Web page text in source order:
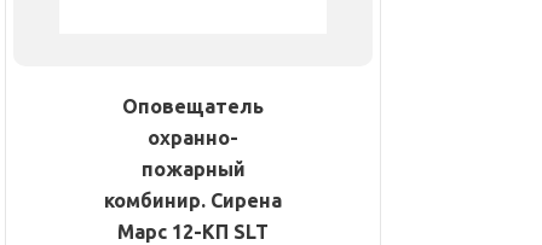
Оповещатель
охранно-
пожарный
комбинир. Сирена
Марс 12-КП SLT